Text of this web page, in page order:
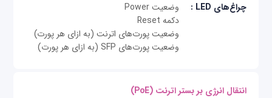
چراغ‌های LED :
وضعیت Power
دکمه Reset
وضعیت پورت‌های اترنت (به ازای هر پورت)
وضعیت پورت‌های SFP (به ازای هر پورت)
انتقال انرژی بر بستر اترنت (PoE)